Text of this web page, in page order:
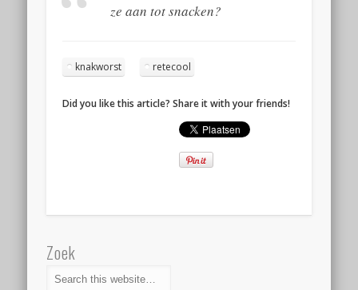
ze aan tot snacken?
knakworst retecool
Did you like this article? Share it with your friends!
Zoek